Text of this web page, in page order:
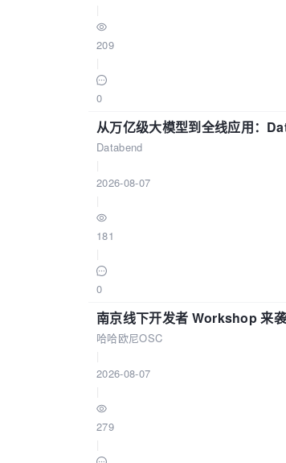
209
0
从万亿级大模型到全线应用：
Databend
2026-08-07
181
0
南京线下开发者 Workshop 来
哈哈欧尼OSC
2026-08-07
279